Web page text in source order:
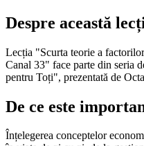
Despre această
Lecția "Scurta teorie a
Canal 33" face parte din seria
pentru Toți", prezentată de
De ce este
Înțelegerea conceptelor